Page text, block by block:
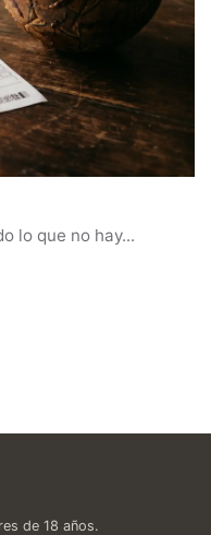
lo que no hay...
de 18 años.